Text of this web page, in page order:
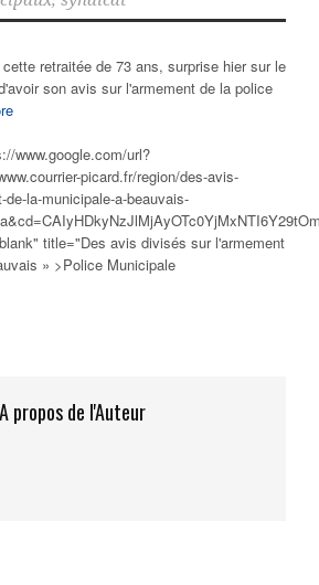
retraitée de 73 ans, surprise hier sur le
son avis sur l'armement de la police
www.google.com/url?
picard.fr/region/des-avis-
la-municipale-a-beauvais-
title="Des avis divisés sur l'armement
» >Police Municipale
A propos de l'Auteur